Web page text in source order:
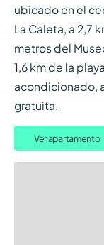
ubicado en el
La Caleta, a 2,7
metros del
1,6 km de la
acondicionado,
gratuita.
Ver apartamento